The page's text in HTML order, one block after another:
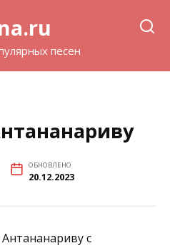
песен
ОБНОВЛЕНО
20.12.2023
с